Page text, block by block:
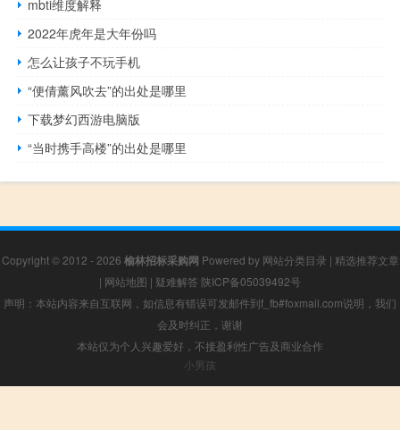
mbti维度解释
2022年虎年是大年份吗
怎么让孩子不玩手机
“便倩薰风吹去”的出处是哪里
下载梦幻西游电脑版
“当时携手高楼”的出处是哪里
Copyright © 2012 - 2026 榆林招标采购网 Powered by 网站分类目录 | 精选推荐文章
| 网站地图 | 疑难解答 陕ICP备05039492号
声明：本站内容来自互联网，如信息有错误可发邮件到f_fb#foxmail.com说明，我们
会及时纠正，谢谢
本站仅为个人兴趣爱好，不接盈利性广告及商业合作
小男孩